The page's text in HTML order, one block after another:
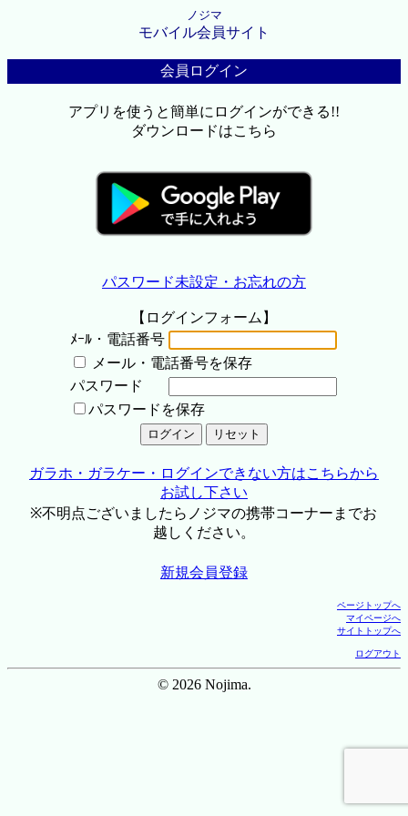
ノジマ
モバイル会員サイト
会員ログイン
アプリを使うと簡単にログインができる!!
ダウンロードはこちら
パスワード未設定・お忘れの方
【ログインフォーム】
ﾒｰﾙ・電話番号
メール・電話番号を保存
パスワード
パスワードを保存
ガラホ・ガラケー・ログインできない方はこちらから
お試し下さい
※不明点ございましたらノジマの携帯コーナーまでお
越しください。
新規会員登録
ページトップへ
マイページへ
サイトトップへ
ログアウト
© 2026 Nojima.